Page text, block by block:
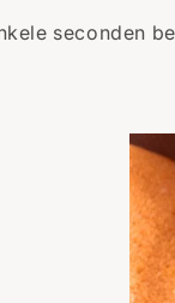
seconden